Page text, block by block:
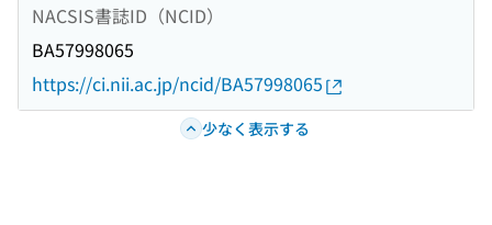
NACSIS書誌ID（NCID）
BA57998065
https://ci.nii.ac.jp/ncid/BA57998065
少なく表示する